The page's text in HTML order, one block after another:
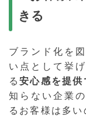
きる
ブランド化を
い点として挙
る安心感を提供
知らない企業
るお客様は多い